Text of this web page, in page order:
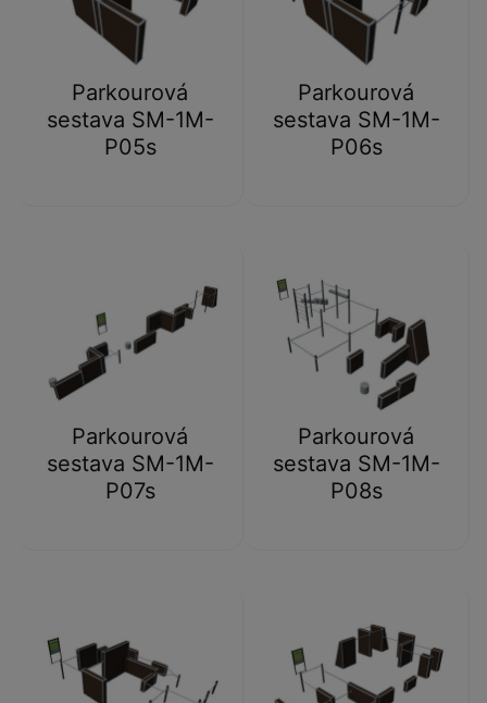
Parkourová
sestava SM-1M-
P05s
Parkourová
sestava SM-1M-
P06s
Parkourová
sestava SM-1M-
P07s
Parkourová
sestava SM-1M-
P08s